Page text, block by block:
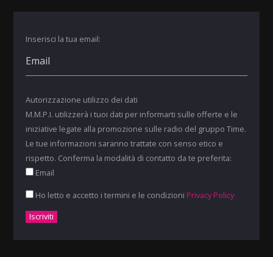
Inserisci la tua email:
Autorizzazione utilizzo dei dati
M.M.P.I. utilizzerà i tuoi dati per informarti sulle offerte e le
iniziative legate alla promozione sulle radio del gruppo Time.
Le tue informazioni saranno trattate con senso etico e
rispetto. Conferma la modalità di contatto da te preferita:
Email
Ho letto e accetto i termini e le condizioni Privacy Policy